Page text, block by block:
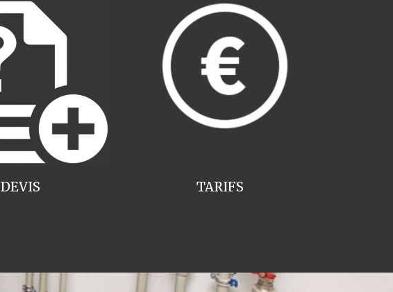
TARIFS
DEVIS